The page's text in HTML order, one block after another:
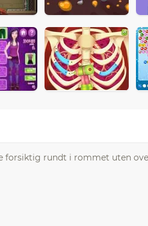
forsiktig rundt i rommet uten